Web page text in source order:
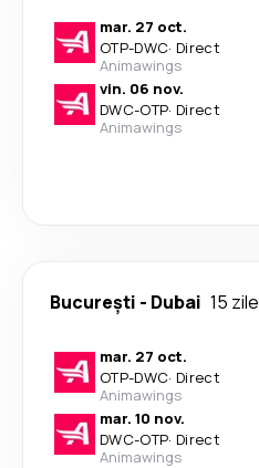
mar. 27 oct.
OTP-DWC· Direct
Animawings
vin. 06 nov.
DWC-OTP· Direct
Animawings
București - Dubai 15 zile
mar. 27 oct.
OTP-DWC· Direct
Animawings
mar. 10 nov.
DWC-OTP· Direct
Animawings